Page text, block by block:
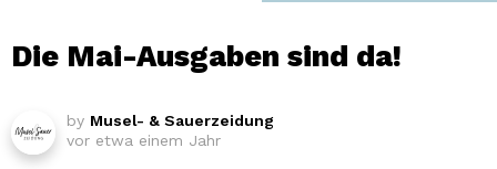
Die Mai-Ausgaben sind da!
by Musel- & Sauerzeidung
vor etwa einem Jahr